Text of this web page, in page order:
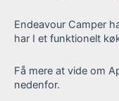
Endeavour Camper
har I et funktionelt
Få mere at vide om
nedenfor.